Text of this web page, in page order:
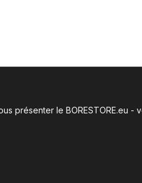
présenter le BORESTORE.eu -